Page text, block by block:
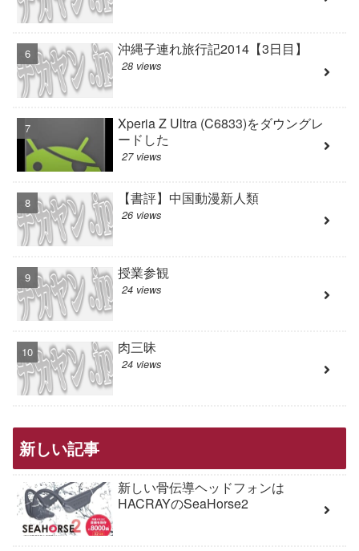
沖縄子連れ旅行記2014【3日目】
28 views
Xperia Z Ultra (C6833)をダウングレ
ードした
27 views
【書評】中国動漫新人類
26 views
授業参観
24 views
肉三昧
24 views
新しい記事
新しい骨伝導ヘッドフォンは
HACRAYのSeaHorse2